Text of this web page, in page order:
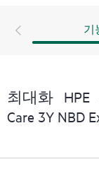
또한 HPE
및 지원 정보
기
최대화 HPE
Care 3Y NBD